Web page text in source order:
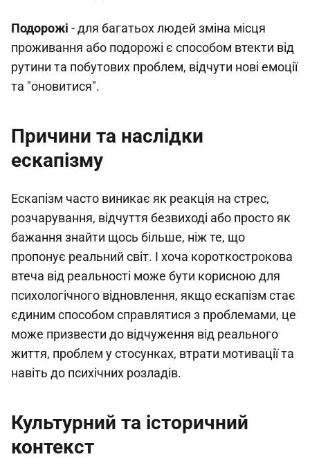
Подорожі - для багатьох людей зміна місця
проживання або подорожі є способом втекти від
рутини та побутових проблем, відчути нові емоції
та "оновитися".
Причини та наслідки
ескапізму
Ескапізм часто виникає як реакція на стрес,
розчарування, відчуття безвиході або просто як
бажання знайти щось більше, ніж те, що
пропонує реальний світ. І хоча короткострокова
втеча від реальності може бути корисною для
психологічного відновлення, якщо ескапізм стає
єдиним способом справлятися з проблемами, це
може призвести до відчуження від реального
життя, проблем у стосунках, втрати мотивації та
навіть до психічних розладів.
Культурний та історичний
контекст